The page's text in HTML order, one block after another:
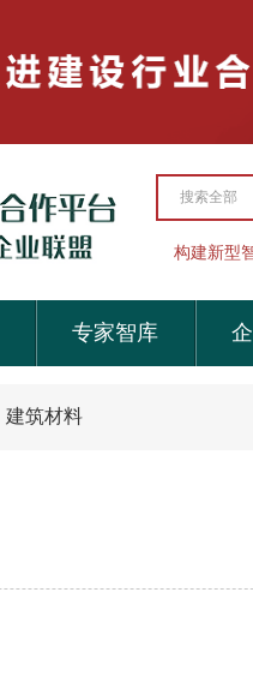
搜索全部
构建新型
专家智库
建筑材料